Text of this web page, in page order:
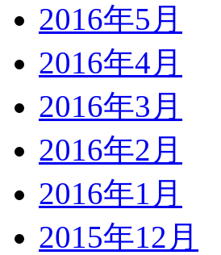
2016年5月
2016年4月
2016年3月
2016年2月
2016年1月
2015年12月